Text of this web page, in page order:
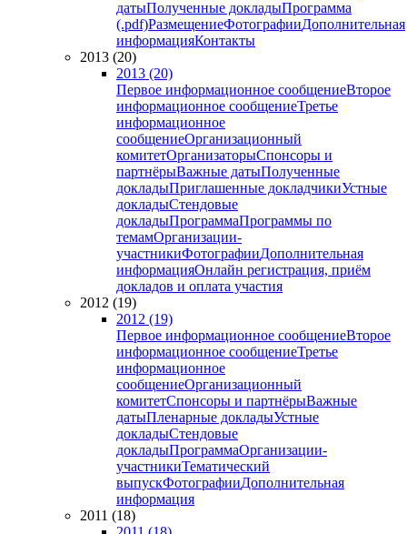
датыПолученные докладыПрограмма
(.pdf)РазмещениеФотографииДополнительная
информацияКонтакты
2013 (20)
2013 (20)
Первое информационное сообщениеВторое
информационное сообщениеТретье
информационное
сообщениеОрганизационный
комитетОрганизаторыСпонсоры и
партнёрыВажные датыПолученные
докладыПриглашенные докладчикиУстные
докладыСтендовые
докладыПрограммаПрограммы по
темамОрганизации-
участникиФотографииДополнительная
информацияОнлайн регистрация, приём
докладов и оплата участия
2012 (19)
2012 (19)
Первое информационное сообщениеВторое
информационное сообщениеТретье
информационное
сообщениеОрганизационный
комитетСпонсоры и партнёрыВажные
датыПленарные докладыУстные
докладыСтендовые
докладыПрограммаОрганизации-
участникиТематический
выпускФотографииДополнительная
информация
2011 (18)